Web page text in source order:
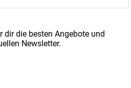
dir die besten Angebote und
Newsletter.